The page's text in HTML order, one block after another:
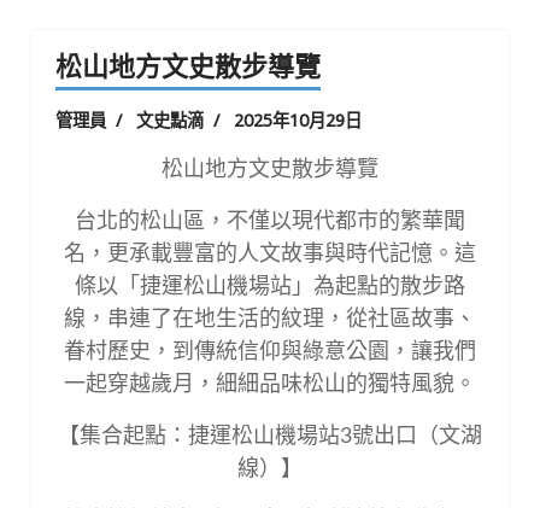
松山地方文史散步導覽
管理員 文史點滴 2025年10月29日
松山地方文史散步導覽
台北的松山區，不僅以現代都市的繁華聞
名，更承載豐富的人文故事與時代記憶。這
條以「捷運松山機場站」為起點的散步路
線，串連了在地生活的紋理，從社區故事、
眷村歷史，到傳統信仰與綠意公園，讓我們
一起穿越歲月，細細品味松山的獨特風貌。
【集合起點：捷運松山機場站3號出口（文湖
線）】